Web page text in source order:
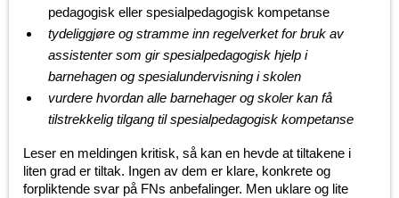
pedagogisk eller spesialpedagogisk kompetanse
tydeliggjøre og stramme inn regelverket for bruk av
assistenter som gir spesialpedagogisk hjelp i
barnehagen og spesialundervisning i skolen
vurdere hvordan alle barnehager og skoler kan få
tilstrekkelig tilgang til spesialpedagogisk kompetanse
Leser en meldingen kritisk, så kan en hevde at tiltakene i
liten grad er tiltak. Ingen av dem er klare, konkrete og
forpliktende svar på FNs anbefalinger. Men uklare og lite